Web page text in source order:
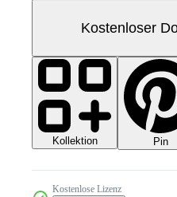
Kostenloser
Kollektion Pin
Kostenlose Lizenz